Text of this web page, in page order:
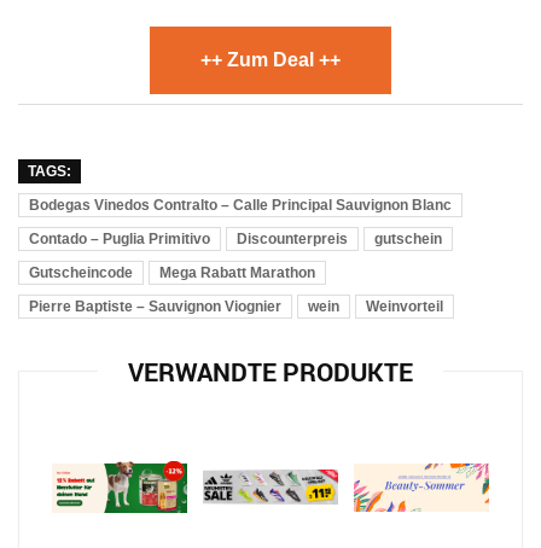
++ Zum Deal ++
TAGS:
Bodegas Vinedos Contralto – Calle Principal Sauvignon Blanc
Contado – Puglia Primitivo
Discounterpreis
gutschein
Gutscheincode
Mega Rabatt Marathon
Pierre Baptiste – Sauvignon Viognier
wein Weinvorteil
VERWANDTE PRODUKTE